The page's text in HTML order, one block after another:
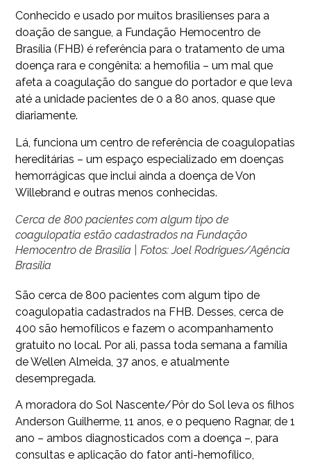
Conhecido e usado por muitos brasilienses para a
doação de sangue, a Fundação Hemocentro de
Brasília (FHB) é referência para o tratamento de uma
doença rara e congênita: a hemofilia – um mal que
afeta a coagulação do sangue do portador e que leva
até a unidade pacientes de 0 a 80 anos, quase que
diariamente.
Lá, funciona um centro de referência de coagulopatias
hereditárias – um espaço especializado em doenças
hemorrágicas que inclui ainda a doença de Von
Willebrand e outras menos conhecidas.
Cerca de 800 pacientes com algum tipo de
coagulopatia estão cadastrados na Fundação
Hemocentro de Brasília | Fotos: Joel Rodrigues/Agência
Brasília
São cerca de 800 pacientes com algum tipo de
coagulopatia cadastrados na FHB. Desses, cerca de
400 são hemofílicos e fazem o acompanhamento
gratuito no local. Por ali, passa toda semana a família
de Wellen Almeida, 37 anos, e atualmente
desempregada.
A moradora do Sol Nascente/Pôr do Sol leva os filhos
Anderson Guilherme, 11 anos, e o pequeno Ragnar, de 1
ano – ambos diagnosticados com a doença –, para
consultas e aplicação do fator anti-hemofílico,